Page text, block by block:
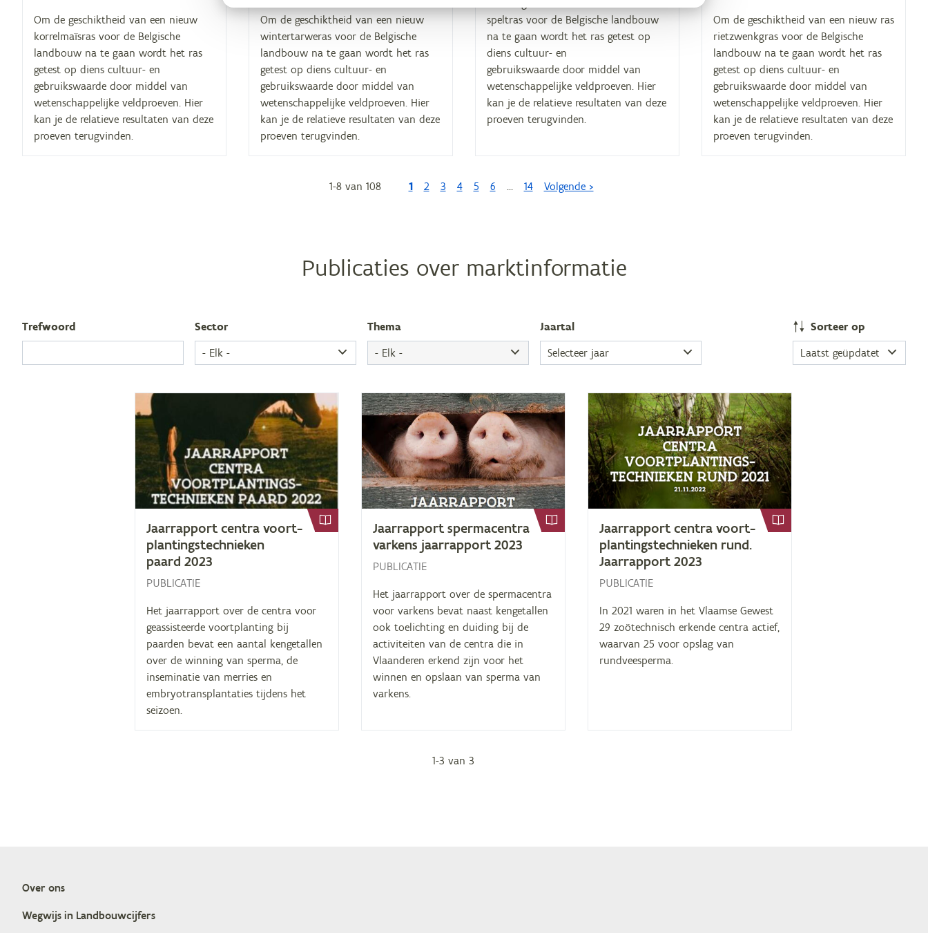
Om de geschiktheid van een nieuw
korrelmaïsras voor de Belgische
landbouw na te gaan wordt het ras
getest op diens cultuur- en
gebruikswaarde door middel van
wetenschappelijke veldproeven. Hier
kan je de relatieve resultaten van deze
proeven terugvinden.
Om de geschiktheid van een nieuw
wintertarweras voor de Belgische
landbouw na te gaan wordt het ras
getest op diens cultuur- en
gebruikswaarde door middel van
wetenschappelijke veldproeven. Hier
kan je de relatieve resultaten van deze
proeven terugvinden.
speltras voor de Belgische landbouw
na te gaan wordt het ras getest op
diens cultuur- en
gebruikswaarde door middel van
wetenschappelijke veldproeven. Hier
kan je de relatieve resultaten van deze
proeven terugvinden.
Om de geschiktheid van een nieuw ras
rietzwenkgras voor de Belgische
landbouw na te gaan wordt het ras
getest op diens cultuur- en
gebruikswaarde door middel van
wetenschappelijke veldproeven. Hier
kan je de relatieve resultaten van deze
proeven terugvinden.
Paginering
1-8van 108 1 2 3 4 5 6 … 14 Volgende >
Publicaties over marktinformatie
Tref­woord Sec­tor The­ma Jaar­tal Sor­teer op
Jaar­rap­port cen­tra voort­
plan­tings­tech­nie­ken
paard 2023
PUBLICATIE
Het jaarrapport over de centra voor
geassisteerde voortplanting bij
paarden bevat een aantal kengetallen
over de winning van sperma, de
inseminatie van merries en
embryotransplantaties tijdens het
seizoen.
Jaar­rap­port sper­ma­cen­tra
var­kens jaar­rap­port 2023
PUBLICATIE
Het jaarrapport over de spermacentra
voor varkens bevat naast kengetallen
ook toelichting en duiding bij de
activiteiten van de centra die in
Vlaanderen erkend zijn voor het
winnen en opslaan van sperma van
varkens.
Jaar­rap­port cen­tra voort­
plan­tings­tech­nie­ken rund.
Jaar­rap­port 2023
PUBLICATIE
In 2021 waren in het Vlaamse Gewest
29 zoötechnisch erkende centra actief,
waarvan 25 voor opslag van
rundveesperma.
Paginering
1-3 van 3
Doormat
Over ons
Weg­wijs in Landbouwcijfers